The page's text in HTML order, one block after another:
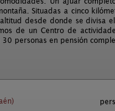
Situadas a cinco
desde donde se divisa
de un Centro de
personas en pensión